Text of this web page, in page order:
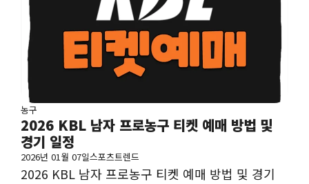
농구
2026 KBL 남자 프로농구 티켓 예매 방법 및
경기 일정
2026년 01월 07일스포츠트렌드
2026 KBL 남자 프로농구 티켓 예매 방법 및 경기